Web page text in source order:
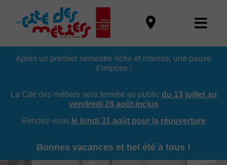
Après un premier semestre riche et intense, une pause
s’impose !
La Cité des métiers sera fermée au public du 13 juillet au
vendredi 28 août inclus
Rendez-vous le lundi 31 août pour la réouverture
Bonnes vacances et bel été à tous !